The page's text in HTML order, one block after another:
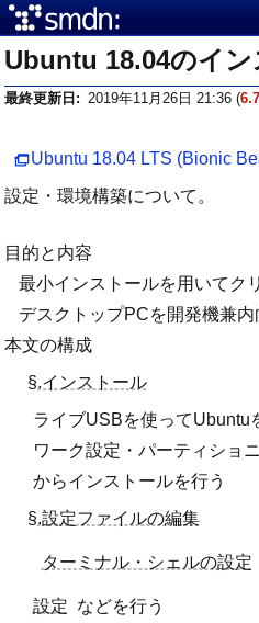
Ubuntu 18.04のイ
最終更新日 2019年11月26日 21:36 (
Ubuntu 18.04 LTS (Bionic
設定・環境構築について。
目的と内容
最小インストールを用いてク
デスクトップPCを開発機兼
本文の構成
§.インストール
ライブUSBを使ってUbuntu
ワーク設定・パーティショ
からインストールを行う
§.設定ファイルの編集
ターミナル・シェルの設定
設定 などを行う